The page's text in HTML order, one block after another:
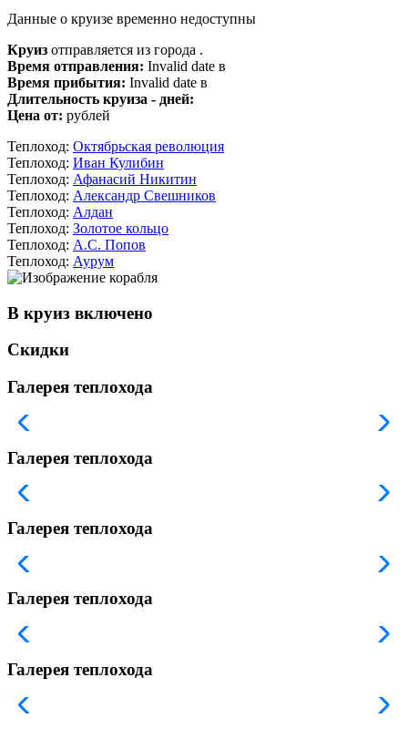
Данные о круизе временно недоступны
Круиз отправляется из города .
Время отправления: Invalid date в
Время прибытия: Invalid date в
Длительность круиза - дней:
Цена от: рублей
Теплоход: Октябрьская революция
Теплоход: Иван Кулибин
Теплоход: Афанасий Никитин
Теплоход: Александр Свешников
Теплоход: Алдан
Теплоход: Золотое кольцо
Теплоход: А.С. Попов
Теплоход: Аурум
В круиз включено
Скидки
Галерея теплохода
Галерея теплохода
Галерея теплохода
Галерея теплохода
Галерея теплохода